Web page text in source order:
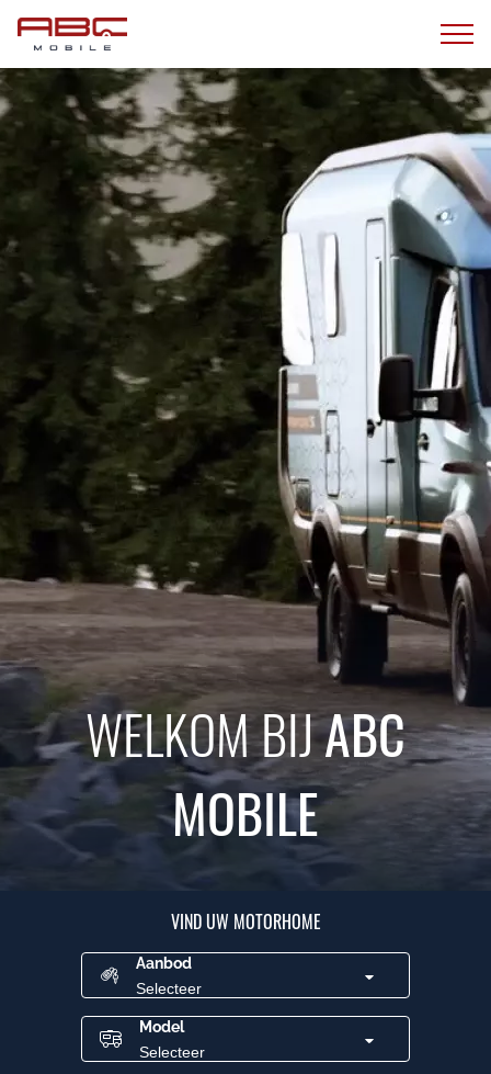
WELKOM BIJABC
MOBILE
VIND UW MOTORHOME
Aanbod
Model